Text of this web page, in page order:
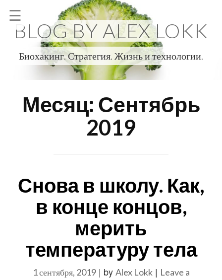
contentBLOG BY ALEX LOKK
Биохакинг. Стратегия. Жизнь и технологии.
☰
Месяц: Сентябрь
2019
Снова в школу. Как,
в конце концов,
мерить
температуру тела
1 сентября, 2019| by Alex Lokk| Leave a